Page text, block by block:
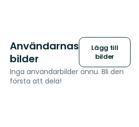
Användarnas
bilder
Lägg till
bilder
Inga användarbilder ännu. Bli den
första att dela!